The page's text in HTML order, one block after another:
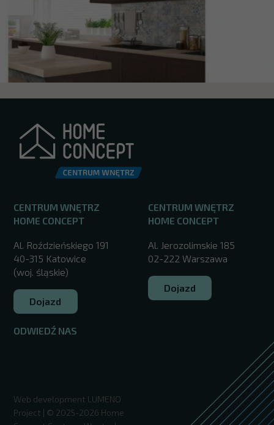
CENTRUM WNĘTRZ
HOME CONCEPT
Al. Roździeńskiego 191
40-315 Katowice
(woj. śląskie)
Dojazd
ODWIEDŹ NAS
CENTRUM WNĘTRZ
HOME CONCEPT
Al. Jerozolimskie 185
02-222 Warszawa
Dojazd
Web development LUMENO
Project | © 2025-2026 Home